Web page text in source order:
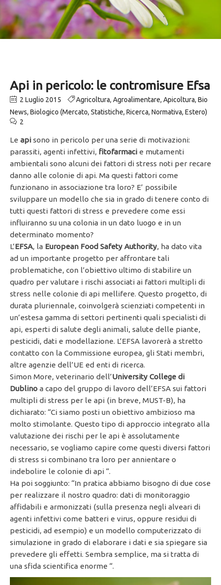
Api in pericolo: le contromisure Efsa
2 Luglio 2015 Agricoltura, Agroalimentare, Apicoltura, Bio
News, Biologico (Mercato, Statistiche, Ricerca, Normativa, Estero)
2
Le api sono in pericolo per una serie di motivazioni:
parassiti, agenti infettivi, fitofarmaci e mutamenti
ambientali sono alcuni dei fattori di stress noti per recare
danno alle colonie di api. Ma questi fattori come
funzionano in associazione tra loro? E’ possibile
sviluppare un modello che sia in grado di tenere conto di
tutti questi fattori di stress e prevedere come essi
influiranno su una colonia in un dato luogo e in un
determinato momento?
L’EFSA, la European Food Safety Authority, ha dato vita
ad un importante progetto per affrontare tali
problematiche, con l’obiettivo ultimo di stabilire un
quadro per valutare i rischi associati ai fattori multipli di
stress nelle colonie di api mellifere. Questo progetto, di
durata pluriennale, coinvolgerà scienziati competenti in
un’estesa gamma di settori pertinenti quali specialisti di
api, esperti di salute degli animali, salute delle piante,
pesticidi, dati e modellazione. L’EFSA lavorerà a stretto
contatto con la Commissione europea, gli Stati membri,
altre agenzie dell’UE ed enti di ricerca.
Simon More, veterinario dell’University College di
Dublino a capo del gruppo di lavoro dell’EFSA sui fattori
multipli di stress per le api (in breve, MUST-B), ha
dichiarato: “Ci siamo posti un obiettivo ambizioso ma
molto stimolante. Questo tipo di approccio integrato alla
valutazione dei rischi per le api è assolutamente
necessario, se vogliamo capire come questi diversi fattori
di stress si combinano tra loro per annientare o
indebolire le colonie di api “.
Ha poi soggiunto: “In pratica abbiamo bisogno di due cose
per realizzare il nostro quadro: dati di monitoraggio
affidabili e armonizzati (sulla presenza negli alveari di
agenti infettivi come batteri e virus, oppure residui di
pesticidi, ad esempio) e un modello computerizzato di
simulazione in grado di elaborare i dati e sia spiegare sia
prevedere gli effetti. Sembra semplice, ma si tratta di
una sfida scientifica enorme “.